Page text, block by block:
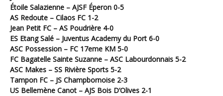
Étoile Salazienne – AJSF Éperon 0-5
AS Redoute – Cilaos FC 1-2
Jean Petit FC – AS Poudrière 4-0
ES Etang Salé – Juventus Academy du Port 6-0
ASC Possession – FC 17eme KM 5-0
FC Bagatelle Sainte Suzanne – ASC Labourdonnais 5-2
ASC Makes – SS Rivière Sports 5-2
Tampon FC – JS Champbornoise 2-3
US Bellemène Canot – AJS Bois D’Olives 2-1